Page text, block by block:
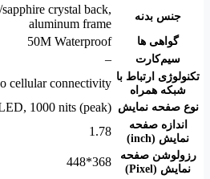
جنس بدنه
crystal back,
aluminum frame
گواهی ها 50M Waterproof
سیم‌کارت –
تکنولوژی ارتباط با
شبکه همراه
cellular connectivity
نوع صفحه نمایش 1000 nits (peak)
اندازه صفحه
نمایش (inch)
1.78
رزولوشن صفحه
نمایش (Pixel)
368*448